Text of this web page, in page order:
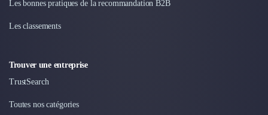
Les bonnes pratiques de la recommandation B2B
Les classements
Trouver une entreprise
TrustSearch
Toutes nos catégories